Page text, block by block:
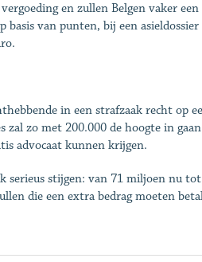
en zullen Belgen vaker
basis van punten, bij een
in een strafzaak recht op
zo met 200.000 de hoogte in
advocaat kunnen krijgen.
serieus stijgen: van 71 miljoen nu
die een extra bedrag moeten